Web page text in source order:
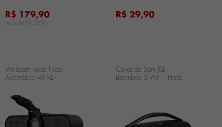
R$ 179,90
ou 3x de R$ 59,96
R$ 29,90
Webcam Kross Foco
Automático 4K KE-
Caixa de Som JBL
Boombox 3 WIFI - Preta